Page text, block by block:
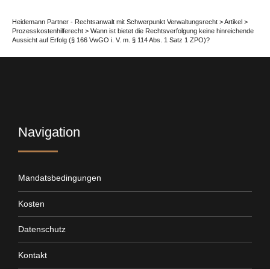
Heidemann Partner - Rechtsanwalt mit Schwerpunkt Verwaltungsrecht >Artikel >
Prozesskostenhilferecht > Wann ist bietet die Rechtsverfolgung keine hinreichende
Aussicht auf Erfolg (§ 166 VwGO i. V. m. § 114 Abs. 1 Satz 1 ZPO)?
Navigation
Mandatsbedingungen
Kosten
Datenschutz
Kontakt